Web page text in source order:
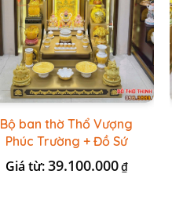
Bộ ban thờ Thổ Vượng
Phúc Trường + Đồ Sứ
Vàng Đá Cao Cấp
Giá từ:39.100.000₫